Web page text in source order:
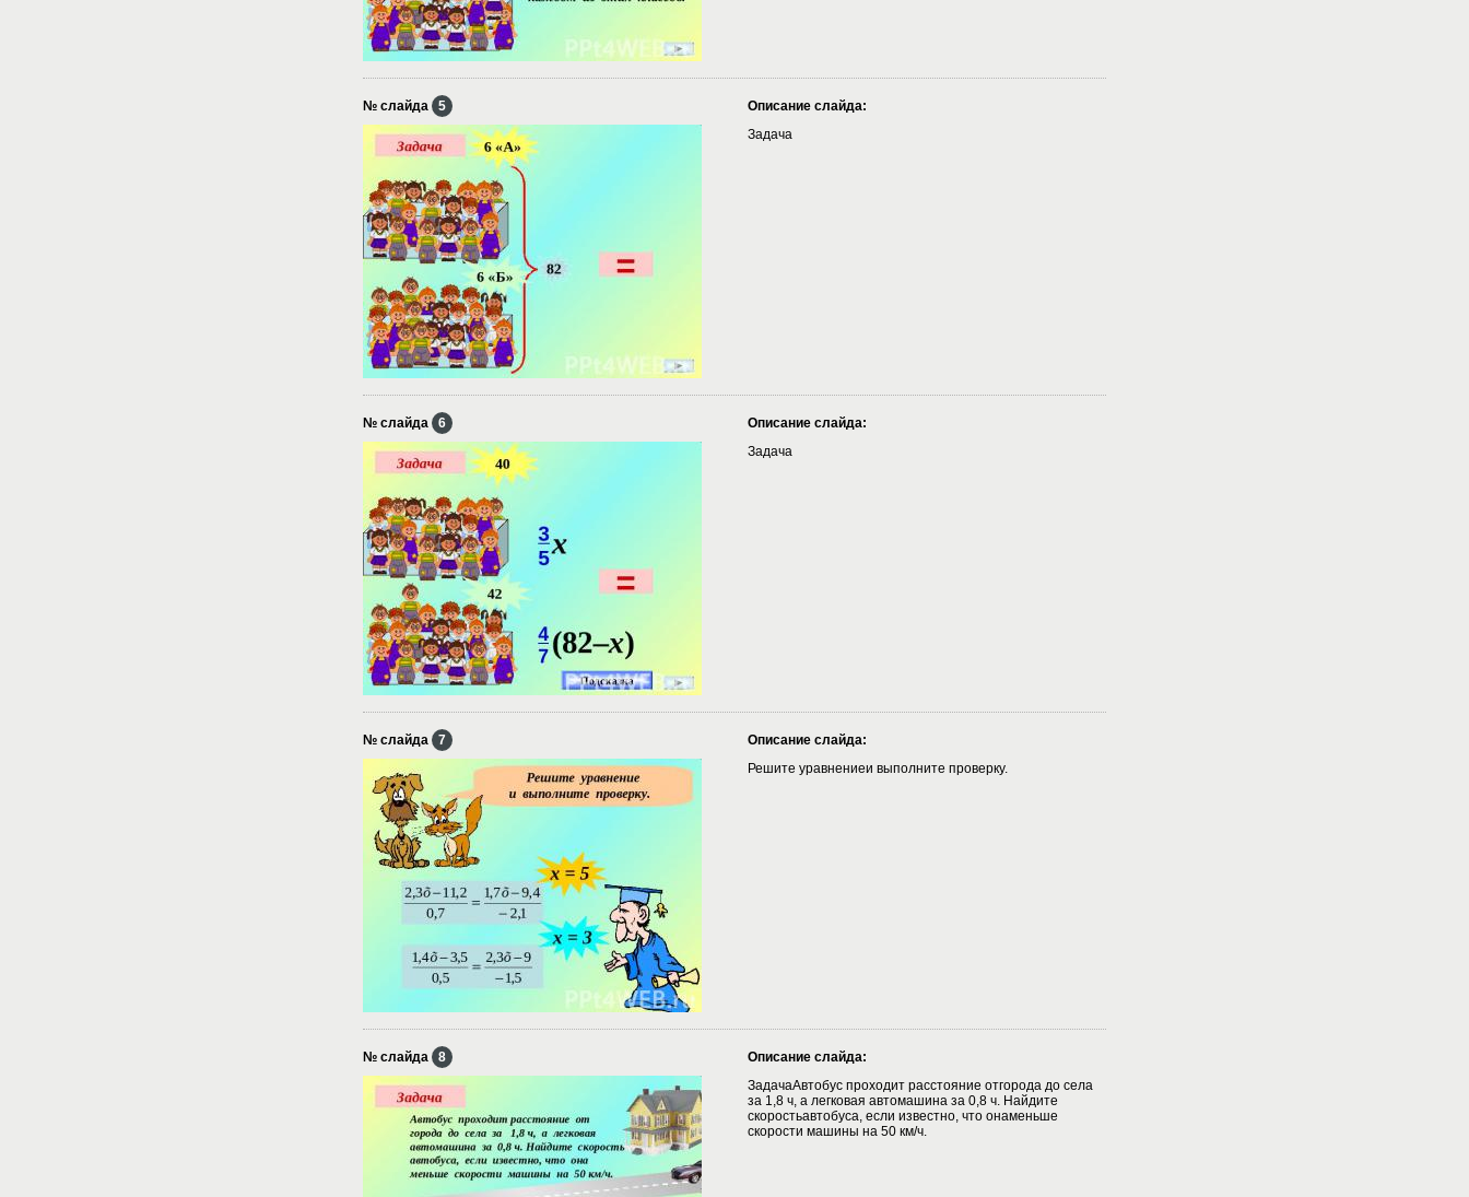
№ слайда 5
Описание слайда:
Задача
№ слайда 6
Описание слайда:
Задача
№ слайда 7
Описание слайда:
Решите уравнениеи выполните проверку.
№ слайда 8
Описание слайда:
ЗадачаАвтобус проходит расстояние отгорода до села
за 1,8 ч, а легковая автомашина за 0,8 ч. Найдите
скоростьавтобуса, если известно, что онаменьше
скорости машины на 50 км/ч.